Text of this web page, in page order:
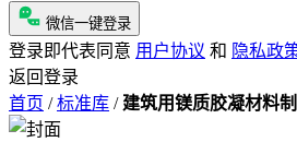
微信一键登录
登录即代表同意 用户协议 和 隐私政
返回登录
首页 / 标准库 / 建筑用镁质胶凝材料